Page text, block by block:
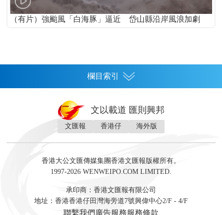
（有片）強颱風「白海豚」逼近 岱山縣沿岸風浪加劇
欄目索引
灣區人
財經 地產 投資 財評 數字經濟
訪談 直播 經湋論
藝術 文學
文以載道 匯則興邦
文匯報 香港仔 海外版
香港大公文匯傳媒集團香港文匯報版權所有。
1997-2026 WENWEIPO.COM LIMITED.
承印商：香港文匯報有限公司
地址：香港香港仔田灣海旁道7號興偉中心2/F - 4/F
聯繫我們 廣告服務服務條款